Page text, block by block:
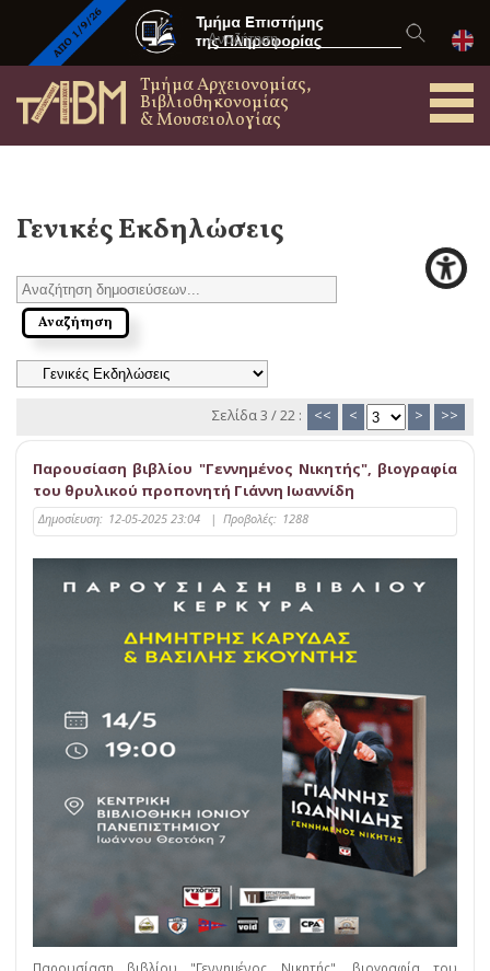
Τμήμα Αρχειονομίας,
Βιβλιοθηκονομίας
& Μουσειολογίας
Γενικές Εκδηλώσεις
Σελίδα 3 / 22 : << < > >>
Παρουσίαση βιβλίου "Γεννημένος Νικητής", βιογραφία
του θρυλικού προπονητή Γιάννη Ιωαννίδη
Δημοσίευση: 12-05-2025 23:04 | Προβολές: 1288